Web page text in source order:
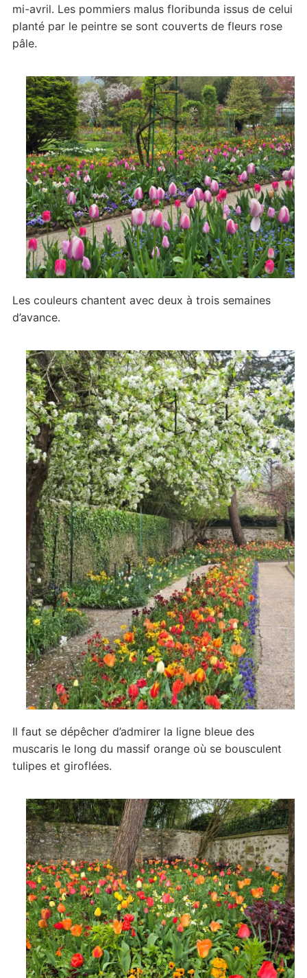
mi-avril. Les pommiers malus floribunda issus de celui
planté par le peintre se sont couverts de fleurs rose
pâle.
Les couleurs chantent avec deux à trois semaines
d’avance.
Il faut se dépêcher d’admirer la ligne bleue des
muscaris le long du massif orange où se bousculent
tulipes et giroflées.